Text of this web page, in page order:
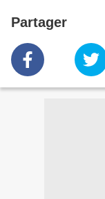
Partager